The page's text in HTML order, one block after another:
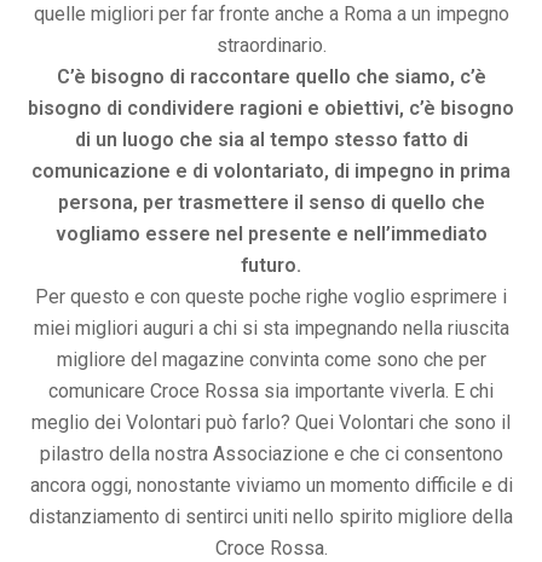
quelle migliori per far fronte anche a Roma a un impegno
straordinario.
C’è bisogno di raccontare quello che siamo, c’è
bisogno di condividere ragioni e obiettivi, c’è bisogno
di un luogo che sia al tempo stesso fatto di
comunicazione e di volontariato, di impegno in prima
persona, per trasmettere il senso di quello che
vogliamo essere nel presente e nell’immediato
futuro.
Per questo e con queste poche righe voglio esprimere i
miei migliori auguri a chi si sta impegnando nella riuscita
migliore del magazine convinta come sono che per
comunicare Croce Rossa sia importante viverla. E chi
meglio dei Volontari può farlo? Quei Volontari che sono il
pilastro della nostra Associazione e che ci consentono
ancora oggi, nonostante viviamo un momento difficile e di
distanziamento di sentirci uniti nello spirito migliore della
Croce Rossa.